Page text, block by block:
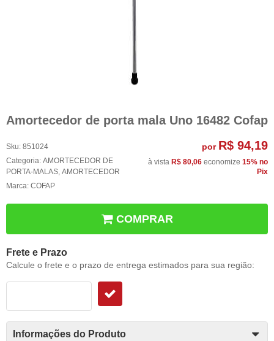
Amortecedor de porta mala Uno 16482 Cofap
Sku: 851024
Categoria: AMORTECEDOR DE
PORTA-MALAS, AMORTECEDOR
Marca: COFAP
por R$ 94,19
à vista R$ 80,06 economize 15% no
Pix
COMPRAR
Frete e Prazo
Calcule o frete e o prazo de entrega estimados para sua região:
Informações do Produto